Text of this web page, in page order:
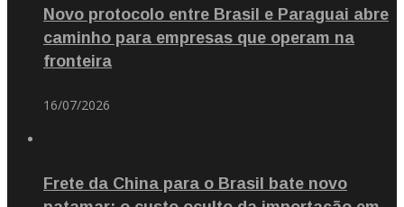
Novo protocolo entre Brasil e Paraguai abre
caminho para empresas que operam na
fronteira
16/07/2026
Frete da China para o Brasil bate novo